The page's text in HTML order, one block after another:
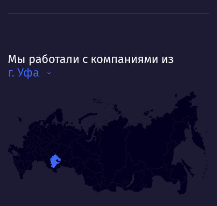
Мы работали с компаниями из
г. Уфа